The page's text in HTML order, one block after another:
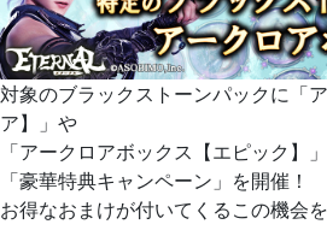
対象のブラックストーンパックに「
ア】」や
「アークロアボックス【エピック】」
「豪華特典キャンペーン」を開催！
お得なおまけが付いてくるこの機会